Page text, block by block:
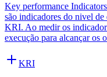
Key performance
são indicadores do nivel de
KRI. Ao medir os
execução para alcançar os
KRI